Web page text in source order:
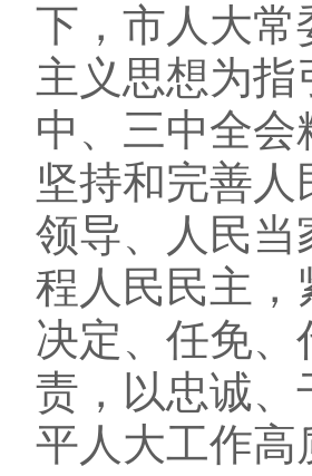
下，市人大常
主义思想为
中、三中全
坚持和完善
领导、人民当
程人民民主，
决定、任免
责，以忠诚、
平人大工作高